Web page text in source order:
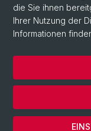
© Universität Basel
Philosophisch-
die Sie ihnen
Ihrer Nutzung der
Informationen